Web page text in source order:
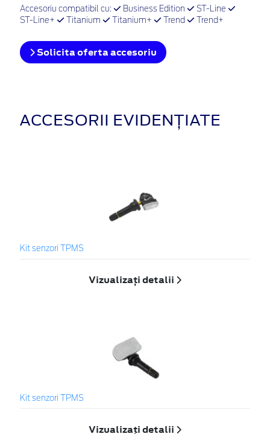
Accesoriu compatibil cu: Business Edition
ST-Line
ST-Line+
Titanium Titanium+ Trend Trend+
Solicita oferta accesoriu
ACCESORII EVIDENȚIATE
Kit senzori TPMS
Vizualizați detalii
Kit senzori TPMS
Vizualizați detalii